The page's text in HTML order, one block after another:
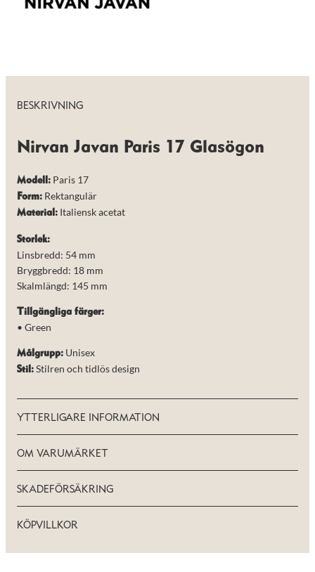
BESKRIVNING
Nirvan Javan Paris 17 Glasögon
Modell: Paris 17
Form: Rektangulär
Material: Italiensk acetat
Storlek:
Linsbredd: 54 mm
Bryggbredd: 18 mm
Skalmlängd: 145 mm
Tillgängliga färger:
• Green
Målgrupp: Unisex
Stil: Stilren och tidlös design
YTTERLIGARE INFORMATION
OM VARUMÄRKET
SKADEFÖRSÄKRING
KÖPVILLKOR
de här
hemsidan.
med dig av dina
surfar ökar du
chansen att få se
personligt
och erbjudanden.